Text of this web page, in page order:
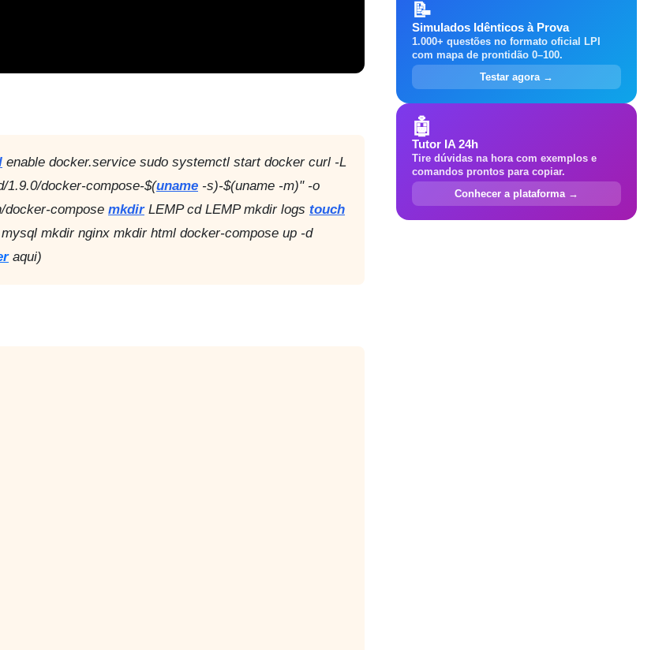
enable docker.service sudo systemctl start docker curl -L
1.9.0/docker-compose-$(uname -s)-$(uname -m)" -o
compose mkdirLEMP cd LEMP mkdir logs touch
mkdir nginx mkdir html docker-compose up -d
aqui)
📝
Simulados Idênticos à Prova
1.000+ questões no formato oficial LPI
com mapa de prontidão 0–100.
Testar agora →
🤖
Tutor IA 24h
Tire dúvidas na hora com exemplos e
comandos prontos para copiar.
Conhecer a plataforma →